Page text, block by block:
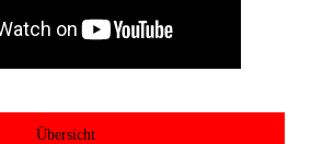
Übersicht